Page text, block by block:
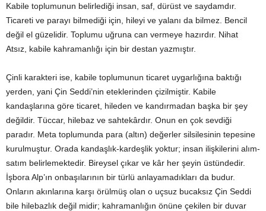
Kabile toplumunun belirlediği insan, saf, dürüst ve saydamdır.
Ticareti ve parayı bilmediği için, hileyi ve yalanı da bilmez. Bencil
değil el güzelidir. Toplumu uğruna can vermeye hazırdır. Nihat
Atsız, kabile kahramanlığı için bir destan yazmıştır.
Çinli karakteri ise, kabile toplumunun ticaret uygarlığına baktığı
yerden, yani Çin Seddi’nin eteklerinden çizilmiştir. Kabile
kandaşlarına göre ticaret, hileden ve kandırmadan başka bir şey
değildir. Tüccar, hilebaz ve sahtekârdır. Onun en çok sevdiği
paradır. Meta toplumunda para (altın) değerler silsilesinin tepesine
kurulmuştur. Orada kandaşlık-kardeşlik yoktur; insan ilişkilerini alım-
satım belirlemektedir. Bireysel çıkar ve kâr her şeyin üstündedir.
İşbora Alp’ın onbaşılarının bir türlü anlayamadıkları da budur.
Onların akınlarına karşı örülmüş olan o uçsuz bucaksız Çin Seddi
bile hilebazlık değil midir; kahramanlığın önüne çekilen bir duvar